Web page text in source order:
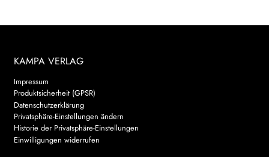
KAMPA VERLAG
Impressum
Produktsicherheit (GPSR)
Datenschutzerklärung
Privatsphäre-Einstellungen ändern
Historie der Privatsphäre-Einstellungen
Einwilligungen widerrufen